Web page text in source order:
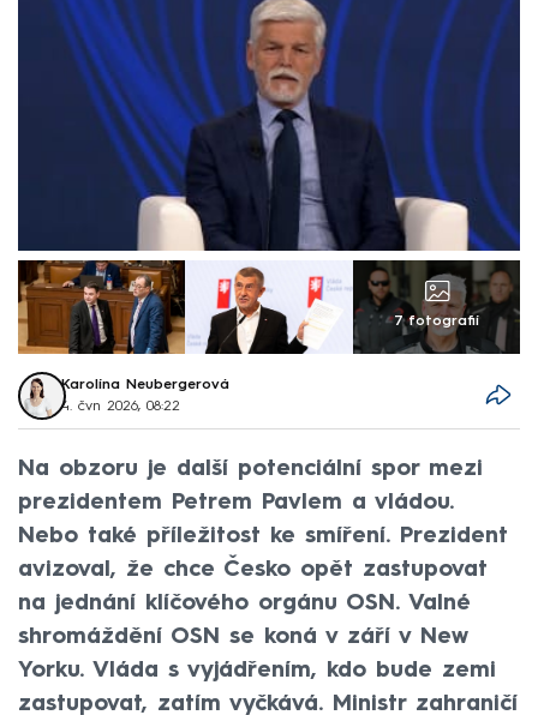
7 fotografií
Karolína Neubergerová
4. čvn 2026, 08:22
Na obzoru je další potenciální spor mezi
prezidentem Petrem Pavlem a vládou.
Nebo také příležitost ke smíření. Prezident
avizoval, že chce Česko opět zastupovat
na jednání klíčového orgánu OSN. Valné
shromáždění OSN se koná v září v New
Yorku. Vláda s vyjádřením, kdo bude zemi
zastupovat, zatím vyčkává. Ministr zahraničí